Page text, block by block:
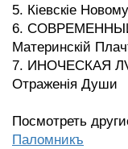
5. Кіевскіе
6.
Материнскій
7. ИНОЧЕСКАЯ
Отраженія Души
Посмотреть
Паломникъ